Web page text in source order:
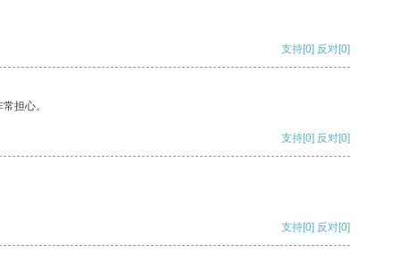
支持[0] 反对[0]
担心。
支持[0] 反对[0]
支持[0] 反对[0]